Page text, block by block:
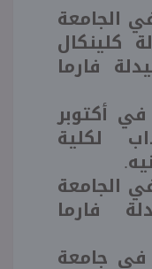
الجامعة
كلينكال
فارما
أكتوبر
لكلية
الجامعة
فارما
في جامعة